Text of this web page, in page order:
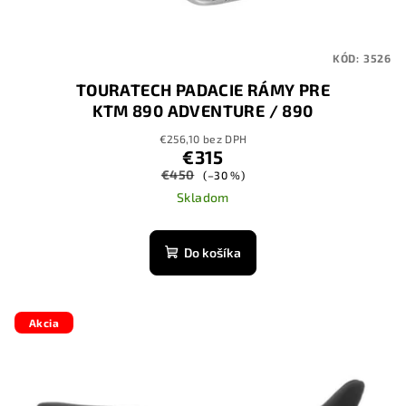
TOURATECH PADACIE RÁMY PRE
KTM 890 ADVENTURE / 890
ADVENTURE R/ 790
ADVENTURE/790 ADVENTURE R
€256,10 bez DPH
€315
€450 (–30 %)
Skladom
Do košíka
KÓD: 3526
Akcia